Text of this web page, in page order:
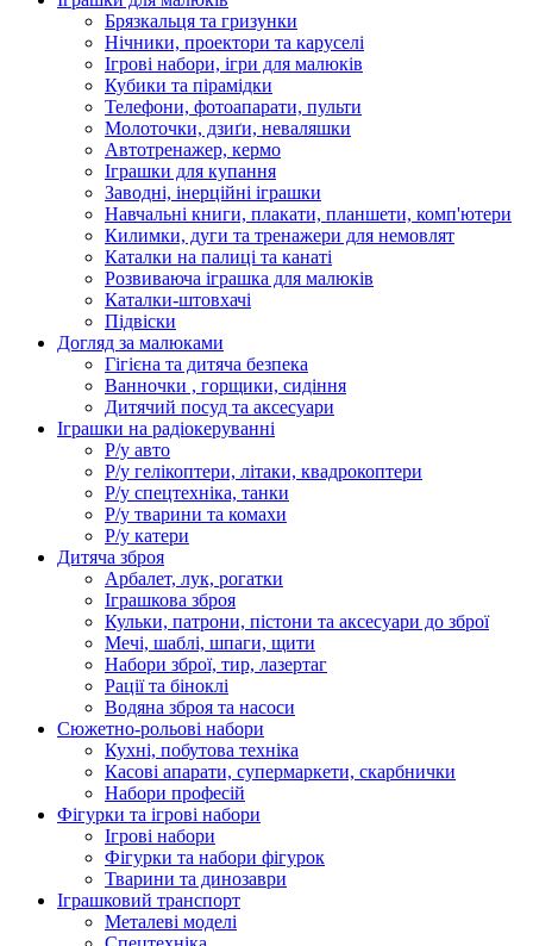
Брязкальця та гризунки
Нічники, проектори та каруселі
Ігрові набори, ігри для малюків
Кубики та пірамідки
Телефони, фотоапарати, пульти
Молоточки, дзиґи, неваляшки
Автотренажер, кермо
Іграшки для купання
Заводні, інерційні іграшки
Навчальні книги, плакати, планшети, комп'ютери
Килимки, дуги та тренажери для немовлят
Каталки на палиці та канаті
Розвиваюча іграшка для малюків
Каталки-штовхачі
Підвіски
Догляд за малюками
Гігієна та дитяча безпека
Ванночки , горщики, сидіння
Дитячий посуд та аксесуари
Іграшки на радіокеруванні
Р/у авто
Р/у гелікоптери, літаки, квадрокоптери
Р/у спецтехніка, танки
Р/у тварини та комахи
Р/у катери
Дитяча зброя
Арбалет, лук, рогатки
Іграшкова зброя
Кульки, патрони, пістони та аксесуари до зброї
Мечі, шаблі, шпаги, щити
Набори зброї, тир, лазертаг
Рації та біноклі
Водяна зброя та насоси
Сюжетно-рольові набори
Кухні, побутова техніка
Касові апарати, супермаркети, скарбнички
Набори професій
Фігурки та ігрові набори
Ігрові набори
Фігурки та набори фігурок
Тварини та динозаври
Іграшковий транспорт
Металеві моделі